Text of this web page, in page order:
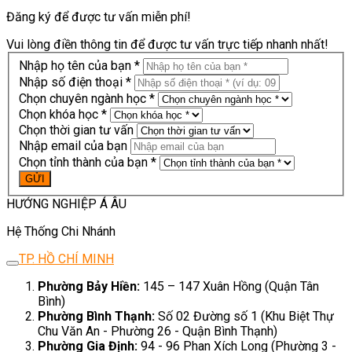
Đăng ký để được tư vấn miễn phí!
Vui lòng điền thông tin để được tư vấn trực tiếp nhanh nhất!
Nhập họ tên của bạn *
Nhập số điện thoại *
Chọn chuyên ngành học *
Chọn khóa học *
Chọn thời gian tư vấn
Nhập email của bạn
Chọn tỉnh thành của bạn *
HƯỚNG NGHIỆP Á ÂU
Hệ Thống Chi Nhánh
TP. HỒ CHÍ MINH
Phường Bảy Hiền: 145 – 147 Xuân Hồng (Quận Tân
Bình)
Phường Bình Thạnh: Số 02 Đường số 1 (Khu Biệt Thự
Chu Văn An - Phường 26 - Quận Bình Thạnh)
Phường Gia Định: 94 - 96 Phan Xích Long (Phường 3 -